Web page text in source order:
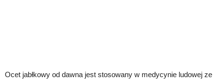
Ocet jabłkowy od dawna jest stosowany w medycynie ludowej ze